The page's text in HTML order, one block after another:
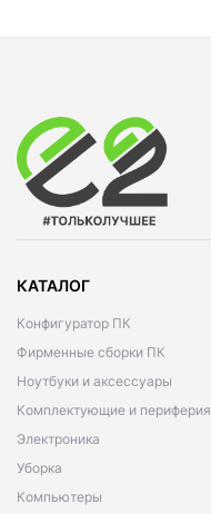
КАТАЛОГ
Конфигуратор ПК
Фирменные сборки ПК
Ноутбуки и аксессуары
Комплектующие и периферия
Электроника
Уборка
Компьютеры